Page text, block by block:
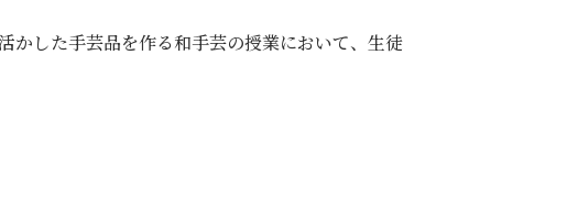
かした手芸品を作る和手芸の授業において、生徒